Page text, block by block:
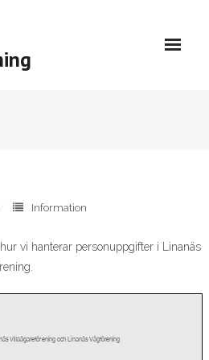
Information
vi hanterar personuppgifter i Linanäs
Villaägareförening och Linanäs Vägförening